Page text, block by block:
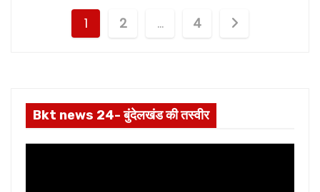
t
s
1 2 … 4
Bkt news 24- बुंदेलखंड की तस्वीर